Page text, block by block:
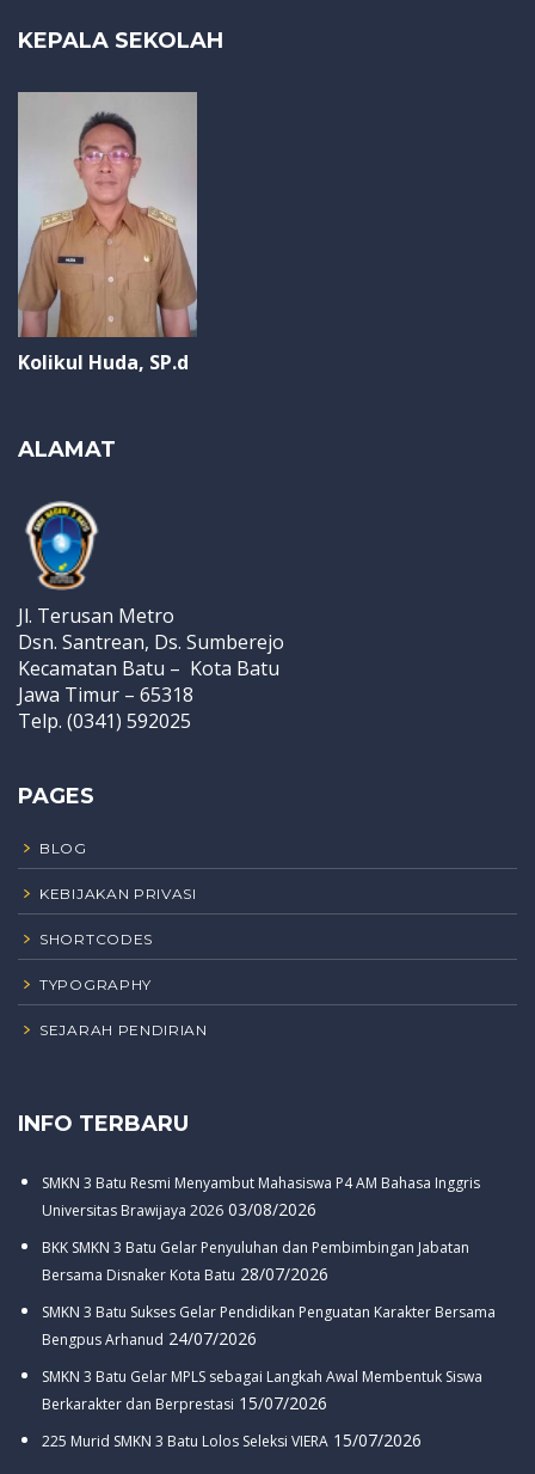
KEPALA SEKOLAH
Kolikul Huda, SP.d
ALAMAT
Jl. Terusan Metro
Dsn. Santrean, Ds. Sumberejo
Kecamatan Batu – Kota Batu
Jawa Timur – 65318
Telp. (0341) 592025
PAGES
BLOG
KEBIJAKAN PRIVASI
SHORTCODES
TYPOGRAPHY
SEJARAH PENDIRIAN
INFO TERBARU
SMKN 3 Batu Resmi Menyambut Mahasiswa P4 AM Bahasa Inggris
Universitas Brawijaya 2026 03/08/2026
BKK SMKN 3 Batu Gelar Penyuluhan dan Pembimbingan Jabatan
Bersama Disnaker Kota Batu 28/07/2026
SMKN 3 Batu Sukses Gelar Pendidikan Penguatan Karakter Bersama
Bengpus Arhanud 24/07/2026
SMKN 3 Batu Gelar MPLS sebagai Langkah Awal Membentuk Siswa
Berkarakter dan Berprestasi 15/07/2026
225 Murid SMKN 3 Batu Lolos Seleksi VIERA 15/07/2026